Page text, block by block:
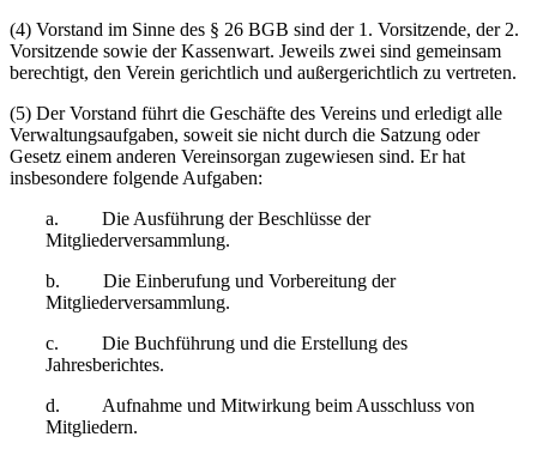
(4) Vorstand im Sinne des § 26 BGB sind der 1. Vorsitzende, der 2.
Vorsitzende sowie der Kassenwart. Jeweils zwei sind gemeinsam
berechtigt, den Verein gerichtlich und außergerichtlich zu vertreten.
(5) Der Vorstand führt die Geschäfte des Vereins und erledigt alle
Verwaltungsaufgaben, soweit sie nicht durch die Satzung oder
Gesetz einem anderen Vereinsorgan zugewiesen sind. Er hat
insbesondere folgende Aufgaben:
a. Die Ausführung der Beschlüsse der
Mitgliederversammlung.
b. Die Einberufung und Vorbereitung der
Mitgliederversammlung.
c. Die Buchführung und die Erstellung des
Jahresberichtes.
d. Aufnahme und Mitwirkung beim Ausschluss von
Mitgliedern.